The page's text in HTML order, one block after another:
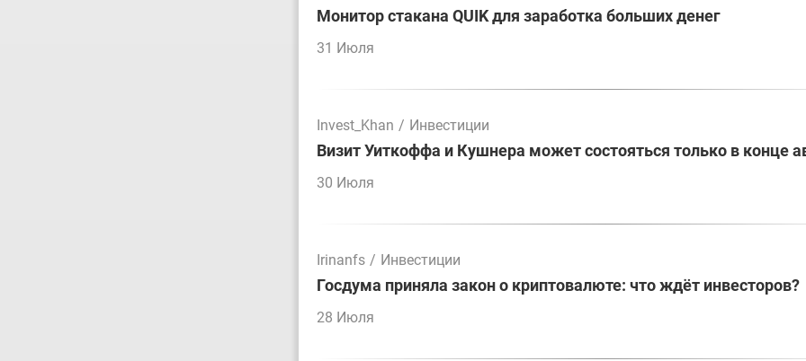
Монитор стакана QUIK для заработка больших денег
31 Июля
Invest_Khan / Инвестиции
Визит Уиткоффа и Кушнера может состояться только в конце
30 Июля
Irinanfs / Инвестиции
Госдума приняла закон о криптовалюте: что ждёт инвесторов?
28 Июля